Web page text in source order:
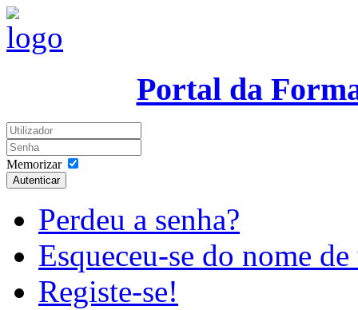
Portal da
Memorizar
Autenticar
Perdeu a senha?
Esqueceu-se do nome
Registe-se!